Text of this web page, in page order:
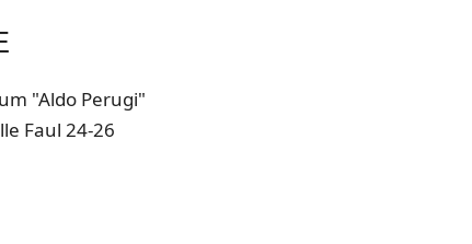
"Aldo Perugi"
Faul 24-26